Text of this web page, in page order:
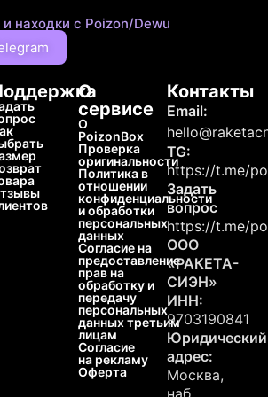
находки с Poizon/Dewu
О
сервисе
О
PoizonBox
Проверка
оригинальности
Политика в
отношении
конфиденциальности
и обработки
персональных
данных
Согласие на
предоставление
прав на
обработку и
передачу
персональных
данных третьим
лицам
Согласие
на рекламу
Оферта
Контакты
Email:
TG:
https://t.me/
Задать
вопрос
https://t.me/
ООО
«РАКЕТА-
СИЭН»
ИНН:
9703190841
Юридический
адрес:
Москва,
наб.